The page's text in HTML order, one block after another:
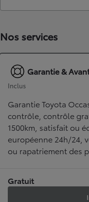
Nos services
Garantie &
Inclus
Garantie Toyota
contrôle, contrôle
1500km, satisfait ou
européenne 24h/24,
ou rapatriement des
Gratuit